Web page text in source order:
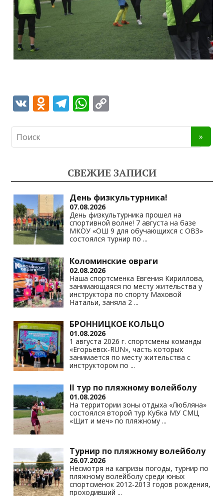
V O
o
as
s
ni
ki
T
gr
a
m
W
s
A
p
p
y
Li
n
k
СВЕЖИЕ ЗАПИСИ
День физкультурника!
07.08.2026
День физкультурника прошел на
спортивной волне! 7 августа на базе
МКОУ «ОШ 9 для обучающихся с ОВЗ»
состоялся турнир по ...
Коломинские овраги
02.08.2026
Наша спортсменка Евгения Кириллова,
занимающаяся по месту жительства у
инструктора по спорту Маховой
Натальи, заняла 2 ...
БРОННИЦКОЕ КОЛЬЦО
01.08.2026
1 августа 2026 г. спортсмены команды
«Егорьевск-RUN», часть которых
занимается по месту жительства с
инструктором по ...
II тур по пляжному волейболу
01.08.2026
На территории зоны отдыха «Любляна»
состоялся второй тур Кубка МУ СМЦ
«Щит и меч» по пляжному ...
Турнир по пляжному волейболу
26.07.2026
Несмотря на капризы погоды, турнир по
пляжному волейболу среди юных
спортсменок 2012-2013 годов рождения,
проходивший ...